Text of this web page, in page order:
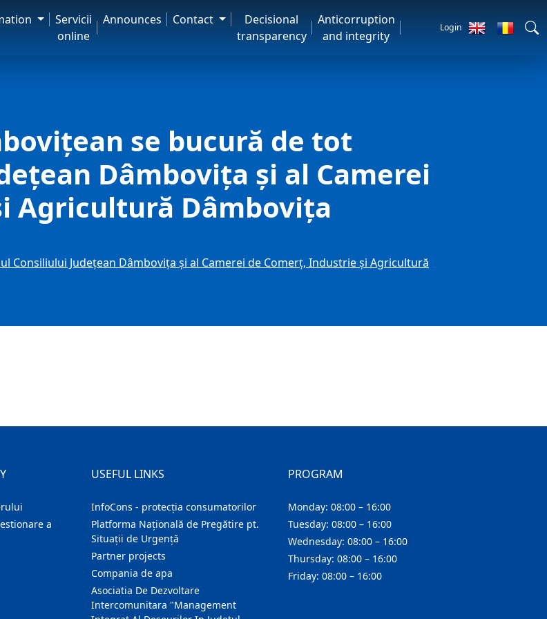
Servicii
online
Announces Contact
Decisional
transparency
Anticorruption
and integrity
Login
se bucură de tot
Dâmbovița și al Camerei
Agricultură Dâmbovița
Consiliului Județean Dâmbovița și al Camerei de Comerț, Industrie și Agricultură
a
USEFUL LINKS
InfoCons - protecția consumatorilor
Platforma Națională de Pregătire pt.
Situații de Urgență
Partner projects
Compania de apa
Asociatia De Dezvoltare
Intercomunitara "Management
PROGRAM
Monday: 08:00 – 16:00
Tuesday: 08:00 – 16:00
Wednesday: 08:00 – 16:00
Thursday: 08:00 – 16:00
Friday: 08:00 – 16:00